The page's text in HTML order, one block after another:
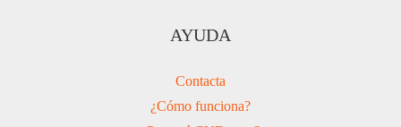
AYUDA
Contacta
¿Cómo funciona?